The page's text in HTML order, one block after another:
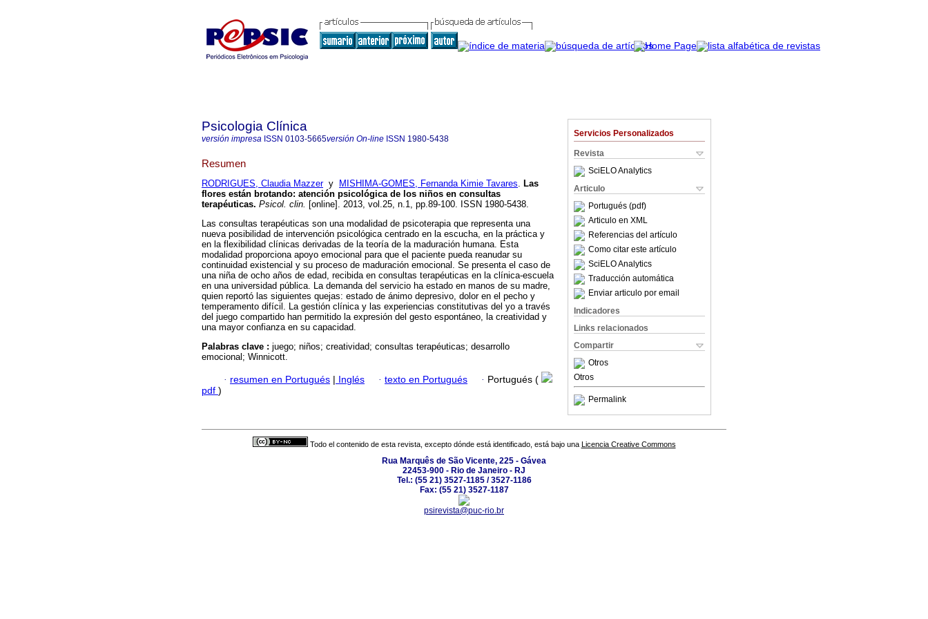
Servicios Personalizados
Revista
SciELO Analytics
Articulo
Portugués (pdf)
Articulo en XML
Referencias del artículo
Como citar este artículo
SciELO Analytics
Traducción automática
Enviar articulo por email
Indicadores
Links relacionados
Compartir
Otros
Otros
Permalink
Psicologia Clínica
versión impresa ISSN 0103-5665versión On-line ISSN 1980-5438
Resumen
RODRIGUES, Claudia Mazzery MISHIMA-GOMES, Fernanda Kimie Tavares. Las
flores están brotando: atención psicológica de los niños en consultas
terapéuticas. Psicol. clin. [online]. 2013, vol.25, n.1, pp.89-100. ISSN 1980-5438.
Las consultas terapéuticas son una modalidad de psicoterapia que representa una
nueva posibilidad de intervención psicológica centrado en la escucha, en la práctica y
en la flexibilidad clínicas derivadas de la teoría de la maduración humana. Esta
modalidad proporciona apoyo emocional para que el paciente pueda reanudar su
continuidad existencial y su proceso de maduración emocional. Se presenta el caso de
una niña de ocho años de edad, recibida en consultas terapéuticas en la clínica-escuela
en una universidad pública. La demanda del servicio ha estado en manos de su madre,
quien reportó las siguientes quejas: estado de ánimo depresivo, dolor en el pecho y
temperamento difícil. La gestión clínica y las experiencias constitutivas del yo a través
del juego compartido han permitido la expresión del gesto espontáneo, la creatividad y
una mayor confianza en su capacidad.
Palabras clave : juego; niños; creatividad; consultas terapéuticas; desarrollo
emocional; Winnicott.
· resumen en Portugués | Inglés · texto en Portugués · Portugués (
pdf )
Todo el contenido de esta revista, excepto dónde está identificado, está bajo una Licencia Creative Commons
Rua Marquês de São Vicente, 225 - Gávea
22453-900 - Rio de Janeiro - RJ
Tel.: (55 21) 3527-1185 / 3527-1186
Fax: (55 21) 3527-1187
psirevista@puc-rio.br